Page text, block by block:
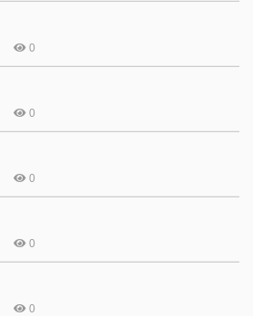
0
0
0
0
0